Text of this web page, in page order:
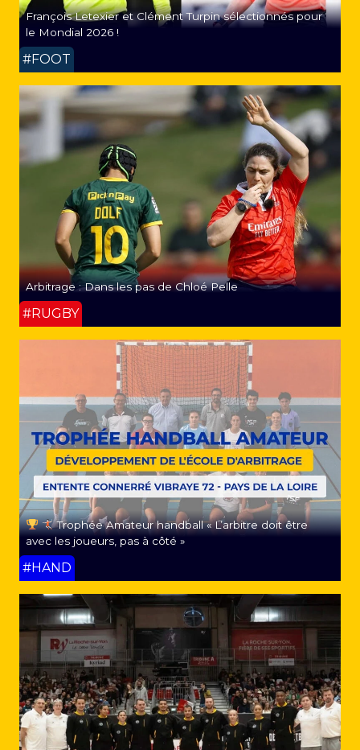
François Letexier et Clément Turpin sélectionnés pour
le Mondial 2026 !
#FOOT
Arbitrage : Dans les pas de Chloé Pelle
#RUGBY
Trophée Amateur handball « L’arbitre doit être
avec les joueurs, pas à côté »
#HAND